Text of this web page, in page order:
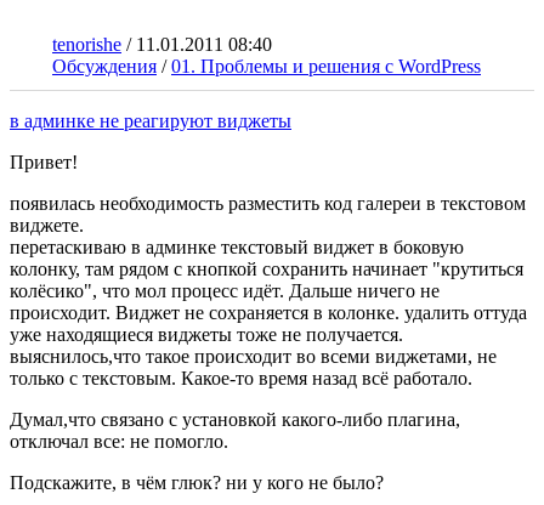
tenorishe / 11.01.2011 08:40
Обсуждения /01. Проблемы и решения с WordPress
в админке не реагируют виджеты
Привет!
появилась необходимость разместить код галереи в текстовом
виджете.
перетаскиваю в админке текстовый виджет в боковую
колонку, там рядом с кнопкой сохранить начинает "крутиться
колёсико", что мол процесс идёт. Дальше ничего не
происходит. Виджет не сохраняется в колонке. удалить оттуда
уже находящиеся виджеты тоже не получается.
выяснилось,что такое происходит во всеми виджетами, не
только с текстовым. Какое-то время назад всё работало.
Думал,что связано с установкой какого-либо плагина,
отключал все: не помогло.
Подскажите, в чём глюк? ни у кого не было?